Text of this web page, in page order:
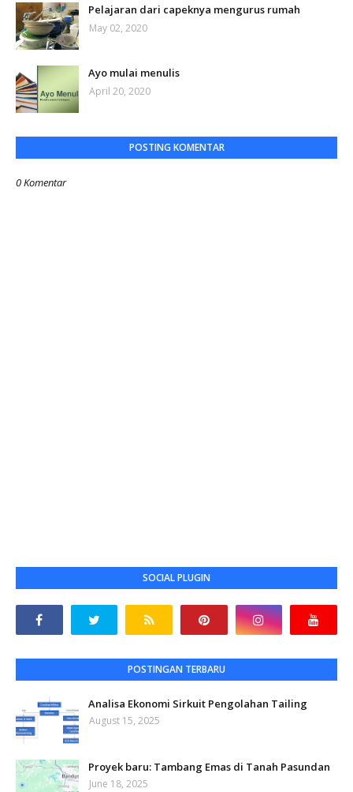
Pelajaran dari capeknya mengurus rumah
May 02, 2020
Ayo mulai menulis
April 20, 2020
POSTING KOMENTAR
0 Komentar
SOCIAL PLUGIN
POSTINGAN TERBARU
Analisa Ekonomi Sirkuit Pengolahan Tailing
August 15, 2025
Proyek baru: Tambang Emas di Tanah Pasundan
June 18, 2025